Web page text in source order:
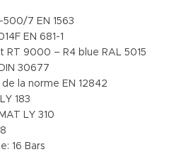
500/7 EN 1563
EN 681-1
RT 9000 – R4 blue RAL 5015
30677
la norme EN 12842
183
LY 310
16 Bars